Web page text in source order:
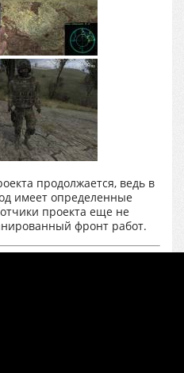
продолжается, ведь в
имеет определенные
проекта еще не
фронт работ.